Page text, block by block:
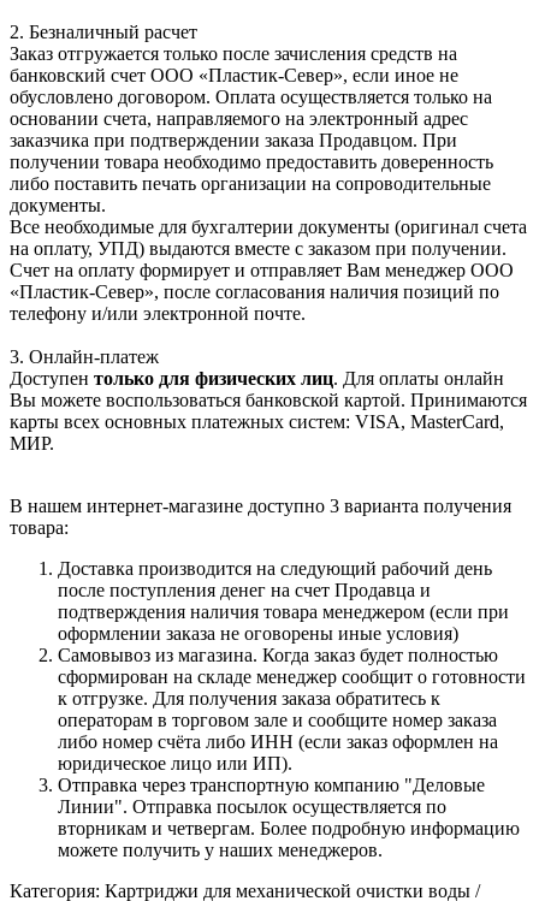
2. Безналичный расчет
Заказ отгружается только после зачисления средств на
банковский счет ООО «Пластик-Север», если иное не
обусловлено договором. Оплата осуществляется только на
основании счета, направляемого на электронный адрес
заказчика при подтверждении заказа Продавцом. При
получении товара необходимо предоставить доверенность
либо поставить печать организации на сопроводительные
документы.
Все необходимые для бухгалтерии документы (оригинал счета
на оплату, УПД) выдаются вместе с заказом при получении.
Счет на оплату формирует и отправляет Вам менеджер ООО
«Пластик-Север», после согласования наличия позиций по
телефону и/или электронной почте.
3. Онлайн-платеж
Доступен только для физических лиц. Для оплаты онлайн
Вы можете воспользоваться банковской картой. Принимаются
карты всех основных платежных систем: VISA, MasterCard,
МИР.
В нашем интернет-магазине доступно 3 варианта получения
товара:
Доставка производится на следующий рабочий день
после поступления денег на счет Продавца и
подтверждения наличия товара менеджером (если при
оформлении заказа не оговорены иные условия)
Самовывоз из магазина. Когда заказ будет полностью
сформирован на складе менеджер сообщит о готовности
к отгрузке. Для получения заказа обратитесь к
операторам в торговом зале и сообщите номер заказа
либо номер счёта либо ИНН (если заказ оформлен на
юридическое лицо или ИП).
Отправка через транспортную компанию "Деловые
Линии". Отправка посылок осуществляется по
вторникам и четвергам. Более подробную информацию
можете получить у наших менеджеров.
Категория: Картриджи для механической очистки воды /